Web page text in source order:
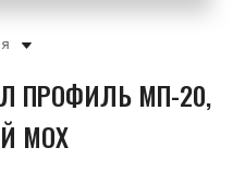
ПРОФИЛЬ МП-20,
МОХ